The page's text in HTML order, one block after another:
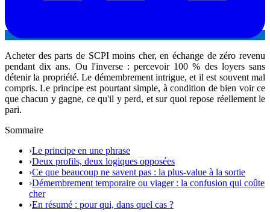
Acheter des parts de SCPI moins cher, en échange de zéro revenu
pendant dix ans. Ou l'inverse : percevoir 100 % des loyers sans
détenir la propriété. Le démembrement intrigue, et il est souvent mal
compris. Le principe est pourtant simple, à condition de bien voir ce
que chacun y gagne, ce qu'il y perd, et sur quoi repose réellement le
pari.
Sommaire
›Le principe en une phrase
›Deux profils, deux logiques opposées
›Ce que beaucoup ne savent pas : la plus-value à la sortie
›Démembrement temporaire ou viager : la confusion qui coûte
cher
›En résumé : pour qui, dans quel cas ?